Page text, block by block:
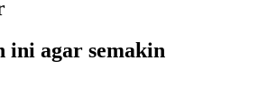
ini agar semakin